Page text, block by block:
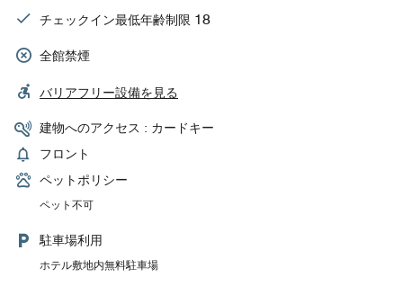
チェックイン最低年齢制限 18
全館禁煙
バリアフリー設備を見る
建物へのアクセス : カードキー
フロント
ペットポリシー
ペット不可
駐車場利用
ホテル敷地内無料駐車場